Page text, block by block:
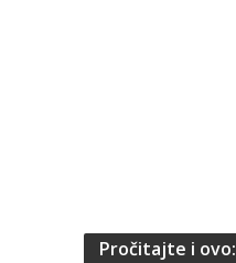
Pročitajte i ovo: